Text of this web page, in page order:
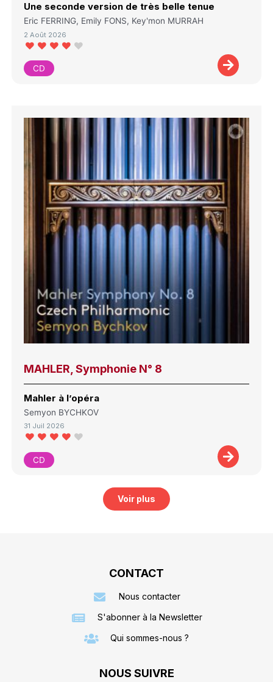
Une seconde version de très belle tenue
Eric FERRING, Emily FONS, Key'mon MURRAH
2 Août 2026
CD
MAHLER, Symphonie N° 8
Mahler à l’opéra
Semyon BYCHKOV
31 Juil 2026
CD
Voir plus
CONTACT
Nous contacter
S'abonner à la Newsletter
Qui sommes-nous ?
NOUS SUIVRE